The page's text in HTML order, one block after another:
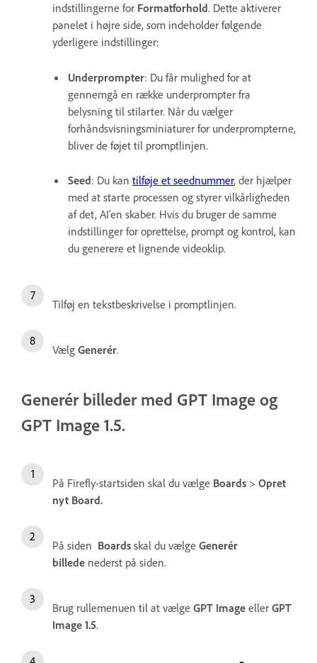
indstillingerne for Formatforhold. Dette aktiverer
panelet i højre side, som indeholder følgende
yderligere indstillinger:
Underprompter: Du får mulighed for at
gennemgå en række underprompter fra
belysning til stilarter. Når du vælger
forhåndsvisningsminiaturer for underprompterne,
bliver de føjet til promptlinjen.
Seed: Du kan tilføje et seednummer, der hjælper
med at starte processen og styrer vilkårligheden
af det, AI'en skaber. Hvis du bruger de samme
indstillinger for oprettelse, prompt og kontrol, kan
du generere et lignende videoklip.
Tilføj en tekstbeskrivelse i promptlinjen.
Vælg Generér.
Generér billeder med GPT Image og
GPT Image 1.5.
På Firefly-startsiden skal du vælge Boards > Opret
nyt Board.
På siden Boards skal du vælge Generér
billede nederst på siden.
Brug rullemenuen til at vælge GPT Image eller GPT
Image 1.5.